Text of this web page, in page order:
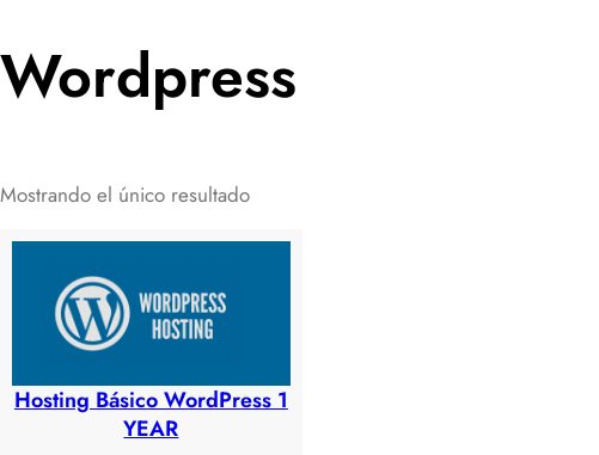
Wordpress
Mostrando el único resultado
Hosting Básico WordPress 1
YEAR